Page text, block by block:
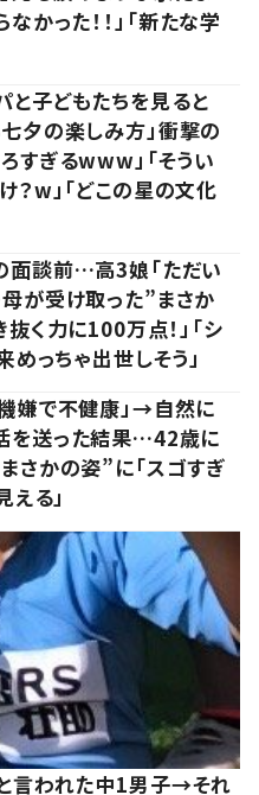
かった！！」「新たな学
子どもたちを見ると
夕の楽しみ方」衝撃の
すぎるwww」「そうい
？w」「どこの星の文化
面談前…高3娘「ただい
が受け取った”まさか
く力に100万点！」「シ
めっちゃ出世しそう」
嫌で不健康」→自然に
を送った結果…42歳に
さかの姿”に「スゴすぎ
える」
言われた中1男子→それ